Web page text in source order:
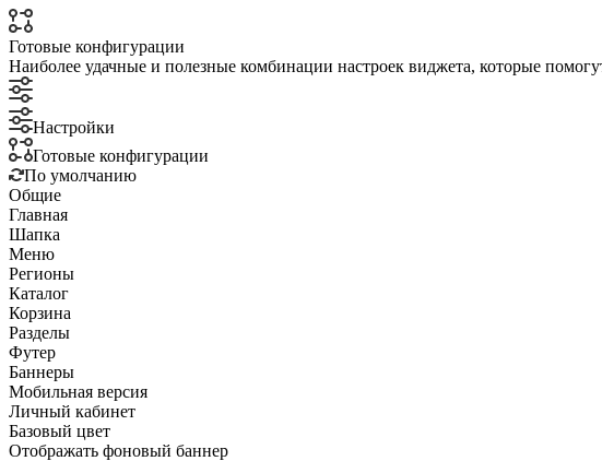
Готовые конфигурации
Наиболее удачные и полезные комбинации настроек виджета, которые
Настройки
Готовые конфигурации
По умолчанию
Общие
Главная
Шапка
Меню
Регионы
Каталог
Корзина
Разделы
Футер
Баннеры
Мобильная версия
Личный кабинет
Базовый цвет
Отображать фоновый баннер